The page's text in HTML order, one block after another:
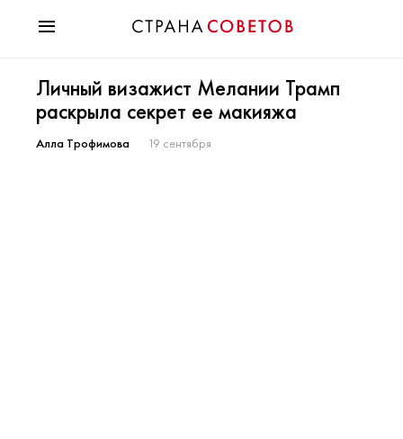
Мода
Звезды
Гороскопы
Личный визажист Мелании Трамп
раскрыла секрет ее макияжа
Алла Трофимова 19 сентября